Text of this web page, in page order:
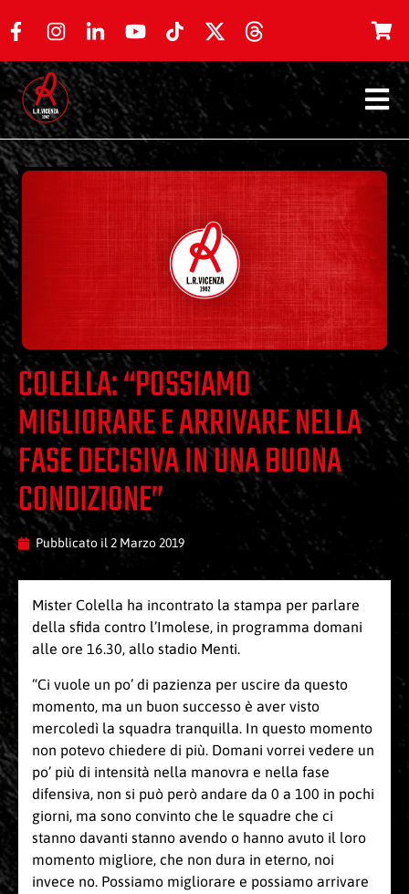
COLELLA: “POSSIAMO
MIGLIORARE E ARRIVARE NELLA
FASE DECISIVA IN UNA BUONA
CONDIZIONE”
Pubblicato il 2 Marzo 2019
Mister Colella ha incontrato la stampa per parlare
della sfida contro l’Imolese, in programma domani
alle ore 16.30, allo stadio Menti.
“Ci vuole un po’ di pazienza per uscire da questo
momento, ma un buon successo è aver visto
mercoledì la squadra tranquilla. In questo momento
non potevo chiedere di più. Domani vorrei vedere un
po’ più di intensità nella manovra e nella fase
difensiva, non si può però andare da 0 a 100 in pochi
giorni, ma sono convinto che le squadre che ci
stanno davanti stanno avendo o hanno avuto il loro
momento migliore, che non dura in eterno, noi
invece no. Possiamo migliorare e possiamo arrivare